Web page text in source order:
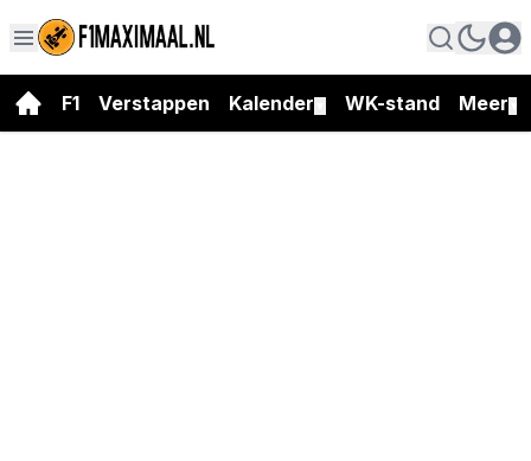
F1 Verstappen Kalender WK-stand Meer